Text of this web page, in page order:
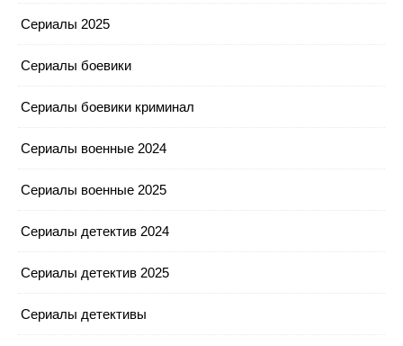
Сериалы 2025
Сериалы боевики
Сериалы боевики криминал
Сериалы военные 2024
Сериалы военные 2025
Сериалы детектив 2024
Сериалы детектив 2025
Сериалы детективы